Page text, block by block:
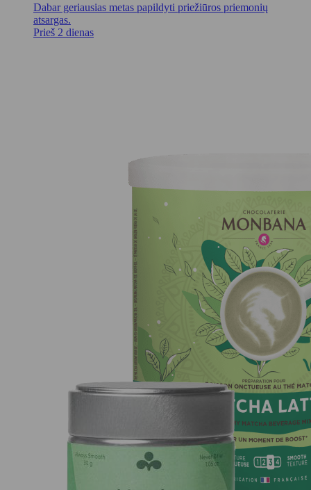
Dabar geriausias metas papildyti priežiūros priemonių
atsargas.
Prieš 2 dienas